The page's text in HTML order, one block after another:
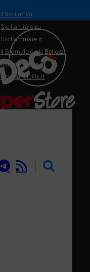
il SiciliaTivù
Siciliarurale.eu
Siciliammare.it
Il Giornale della Bellezza
Siciliamedica.it
Sanitainsicilia.it